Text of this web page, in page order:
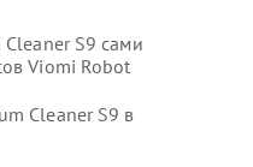
S9 сами
Viomi Robot
Cleaner S9 в